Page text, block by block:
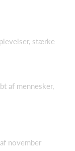
stærke
af mennesker,
november